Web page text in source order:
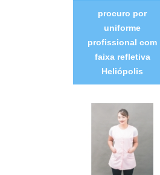
procuro por
uniforme
profissional com
faixa refletiva
Heliópolis